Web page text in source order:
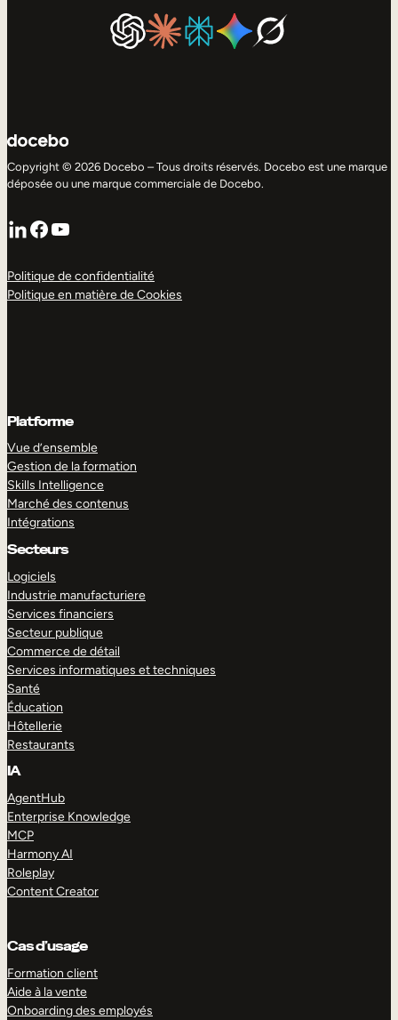
Copyright © 2026 Docebo – Tous droits réservés. Docebo est une marque
déposée ou une marque commerciale de Docebo.
LinkedIn
Facebook
YouTube
Politique de confidentialité
Politique en matière de Cookies
Platforme
Vue d’ensemble
Gestion de la formation
Skills Intelligence
Marché des contenus
Intégrations
Secteurs
Logiciels
Industrie manufacturiere
Services financiers
Secteur publique
Commerce de détail
Services informatiques et techniques
Santé
Éducation
Hôtellerie
Restaurants
IA
AgentHub
Enterprise Knowledge
MCP
Harmony AI
Roleplay
Content Creator
Cas d’usage
Formation client
Aide à la vente
Onboarding des employés